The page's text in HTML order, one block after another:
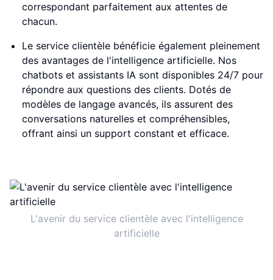
correspondant parfaitement aux attentes de
chacun.
Le service clientèle bénéficie également pleinement
des avantages de l'intelligence artificielle. Nos
chatbots et assistants IA sont disponibles 24/7 pour
répondre aux questions des clients. Dotés de
modèles de langage avancés, ils assurent des
conversations naturelles et compréhensibles,
offrant ainsi un support constant et efficace.
L'avenir du service clientèle avec l'intelligence
artificielle